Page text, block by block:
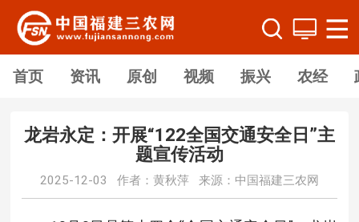
首页 资讯 原创 视频 振兴 农经
龙岩永定：开展“122全国交通安全日”主
题宣传活动
2025-12-03 作者：黄秋萍 来源：中国福建三农网